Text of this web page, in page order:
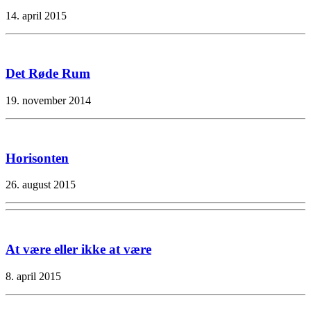
14. april 2015
Det Røde Rum
19. november 2014
Horisonten
26. august 2015
At være eller ikke at være
8. april 2015